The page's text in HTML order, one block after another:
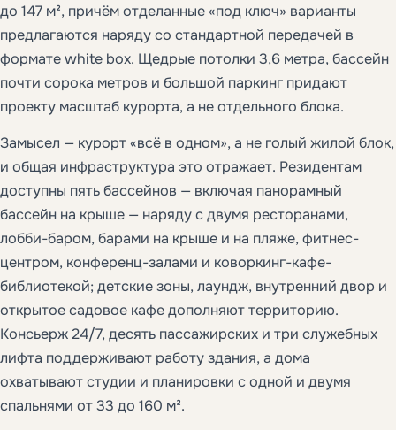
до 147 м², причём отделанные «под ключ» варианты
предлагаются наряду со стандартной передачей в
формате white box. Щедрые потолки 3,6 метра, бассейн
почти сорока метров и большой паркинг придают
проекту масштаб курорта, а не отдельного блока.
Замысел — курорт «всё в одном», а не голый жилой блок,
и общая инфраструктура это отражает. Резидентам
доступны пять бассейнов — включая панорамный
бассейн на крыше — наряду с двумя ресторанами,
лобби-баром, барами на крыше и на пляже, фитнес-
центром, конференц-залами и коворкинг-кафе-
библиотекой; детские зоны, лаундж, внутренний двор и
открытое садовое кафе дополняют территорию.
Консьерж 24/7, десять пассажирских и три служебных
лифта поддерживают работу здания, а дома
охватывают студии и планировки с одной и двумя
спальнями от 33 до 160 м².